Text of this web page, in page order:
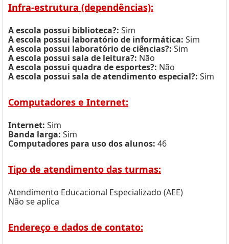
Infra-estrutura (dependências):
A escola possui biblioteca?: Sim
A escola possui laboratório de informática: Sim
A escola possui laboratório de ciências?: Sim
A escola possui sala de leitura?: Não
A escola possui quadra de esportes?: Não
A escola possui sala de atendimento especial?: Sim
Computadores e Internet:
Internet: Sim
Banda larga: Sim
Computadores para uso dos alunos: 46
Tipo de atendimento das turmas:
Atendimento Educacional Especializado (AEE)
Não se aplica
Endereço e dados de contato: